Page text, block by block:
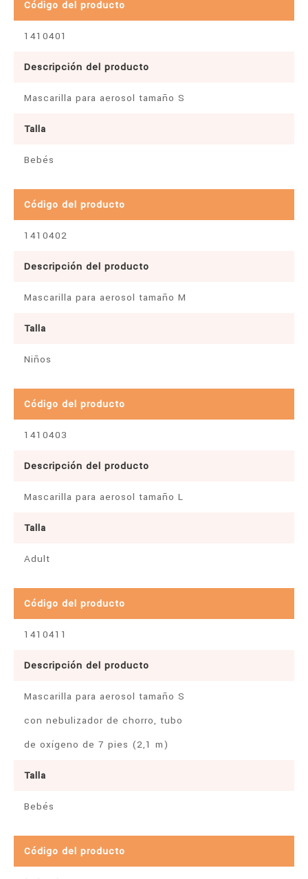
Código del producto
1410401
Descripción del producto
Mascarilla para aerosol tamaño S
Talla
Bebés
Código del producto
1410402
Descripción del producto
Mascarilla para aerosol tamaño M
Talla
Niños
Código del producto
1410403
Descripción del producto
Mascarilla para aerosol tamaño L
Talla
Adult
Código del producto
1410411
Descripción del producto
Mascarilla para aerosol tamaño S
con nebulizador de chorro, tubo
de oxígeno de 7 pies (2,1 m)
Talla
Bebés
Código del producto